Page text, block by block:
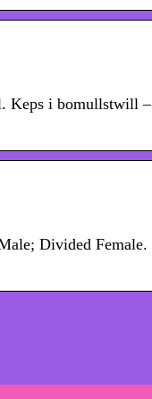
Keps i bomullstwill –
Divided Female.